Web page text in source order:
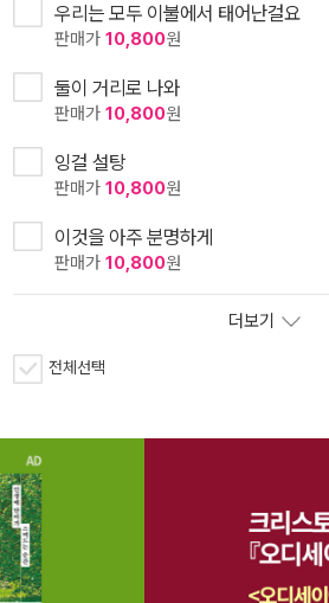
우리는 모두 이불에서 태어난걸요
판매가 10,800원
둘이 거리로 나와
판매가 10,800원
잉걸 설탕
판매가 10,800원
이것을 아주 분명하게
판매가 10,800원
더보기
전체선택